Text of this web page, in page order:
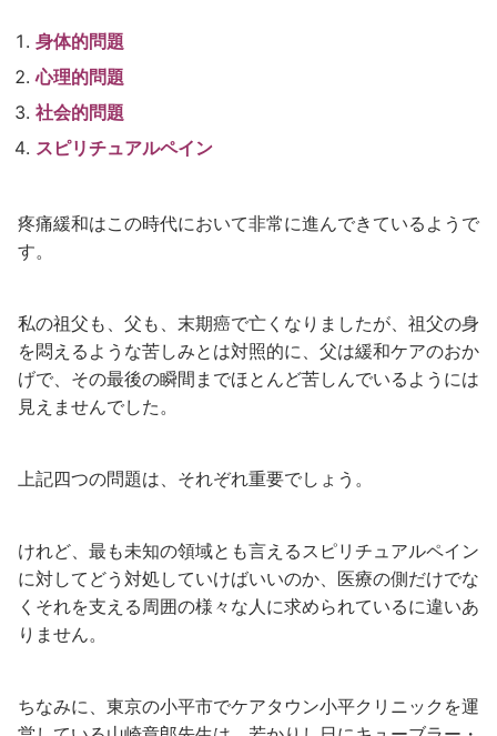
身体的問題
心理的問題
社会的問題
スピリチュアルペイン
疼痛緩和はこの時代において非常に進んできているようで
す。
私の祖父も、父も、末期癌で亡くなりましたが、祖父の身
を悶えるような苦しみとは対照的に、父は緩和ケアのおか
げで、その最後の瞬間までほとんど苦しんでいるようには
見えませんでした。
上記四つの問題は、それぞれ重要でしょう。
けれど、最も未知の領域とも言えるスピリチュアルペイン
に対してどう対処していけばいいのか、医療の側だけでな
くそれを支える周囲の様々な人に求められているに違いあ
りません。
ちなみに、東京の小平市でケアタウン小平クリニックを運